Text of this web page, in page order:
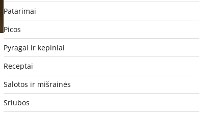
Patarimai
Picos
Pyragai ir kepiniai
Receptai
Salotos ir mišrainės
Sriubos